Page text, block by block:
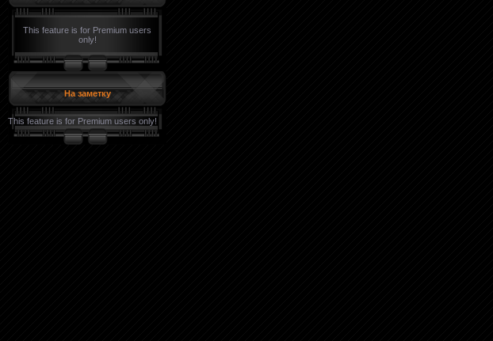
This feature is for Premium users
only!
На заметку
This feature is for Premium users only!